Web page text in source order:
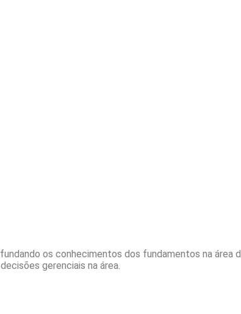
os conhecimentos dos fundamentos na
gerenciais na área.